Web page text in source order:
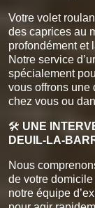
Votre volet
des caprices au
profondément et
Notre service
spécialement
vous offrons une
chez vous ou
🛠️ UNE
DEUIL-LA-
Nous
de votre
notre équipe